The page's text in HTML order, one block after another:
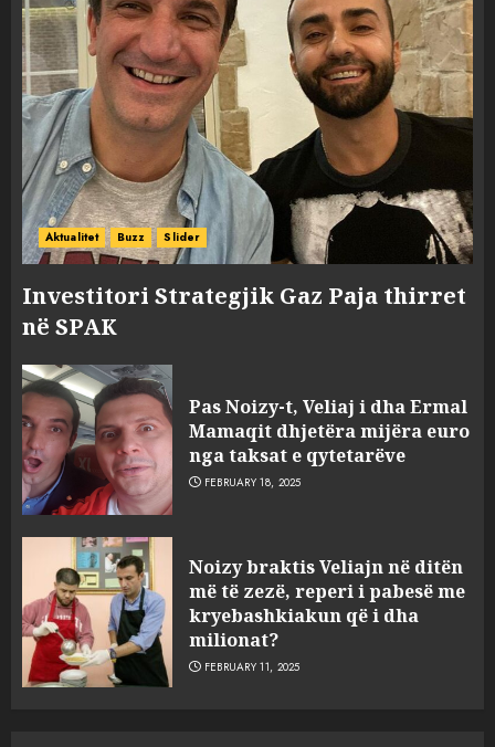
Aktualitet Buzz Slider
Investitori Strategjik Gaz Paja thirret
në SPAK
Pas Noizy-t, Veliaj i dha Ermal
Mamaqit dhjetëra mijëra euro
nga taksat e qytetarëve
FEBRUARY 18, 2025
Noizy braktis Veliajn në ditën
më të zezë, reperi i pabesë me
kryebashkiakun që i dha
milionat?
FEBRUARY 11, 2025
3
sulmuan “One Albania”,
ngjarja u fsheh. A u vodhën
serverat?
MARCH 25, 2025